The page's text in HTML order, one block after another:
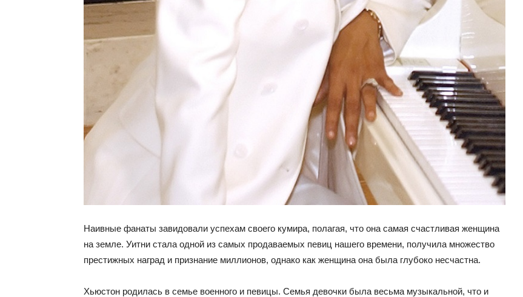
Наивные фанаты завидовали успехам своего кумира, полагая, что она самая счастливая женщина
на земле. Уитни стала одной из самых продаваемых певиц нашего времени, получила множество
престижных наград и признание миллионов, однако как женщина она была глубоко несчастна.
Хьюстон родилась в семье военного и певицы. Семья девочки была весьма музыкальной, что и